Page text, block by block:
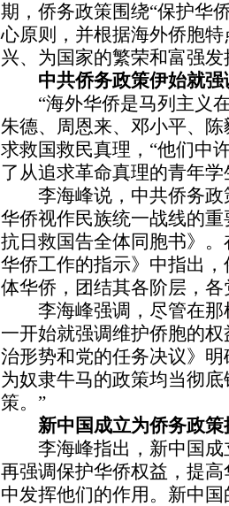
期，侨务政策围绕“保护华
心原则，并根据海外侨胞
兴、为国家的繁荣和富强
中共侨务政策伊始就
“海外华侨是马列主义在
朱德、周恩来、邓小平、
求救国救民真理，“他们中
了从追求革命真理的青年
李海峰说，中共侨务政
华侨视作民族统一战线的
抗日救国告全体同胞书》
华侨工作的指示》中指出
体华侨，团结其各阶层，
李海峰强调，尽管在那
一开始就强调维护侨胞的
治形势和党的任务决议》
为奴隶牛马的政策均当彻
策。”
新中国成立为侨务政策
李海峰指出，新中国成
再强调保护华侨权益，提
中发挥他们的作用。新中